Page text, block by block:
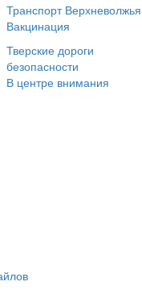
Транспорт Верхневолжья
Вакцинация
Тверские дороги
безопасности
В центре внимания